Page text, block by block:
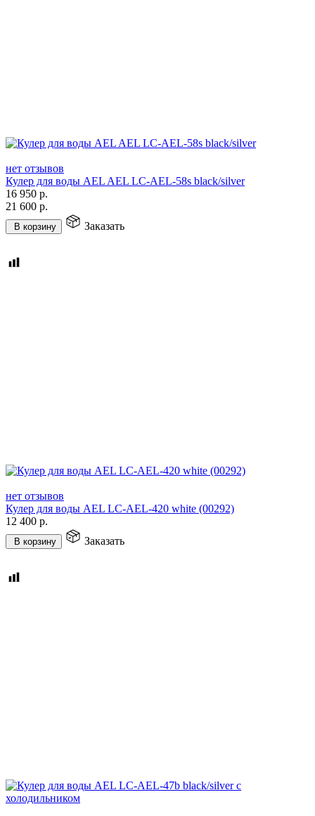
нет отзывов
Кулер для воды AEL AEL LC-AEL-58s black/silver
16 950 р.
21 600 р.
В корзину Заказать
нет отзывов
Кулер для воды AEL LC-AEL-420 white (00292)
12 400 р.
В корзину Заказать